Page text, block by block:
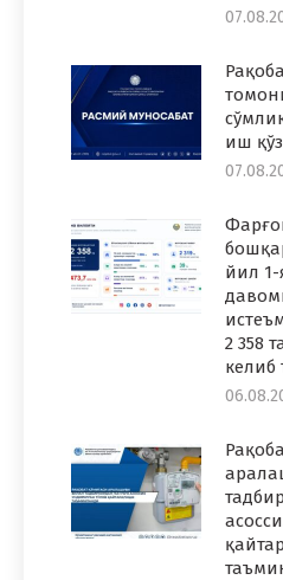
иш
йил
2 358
келиб